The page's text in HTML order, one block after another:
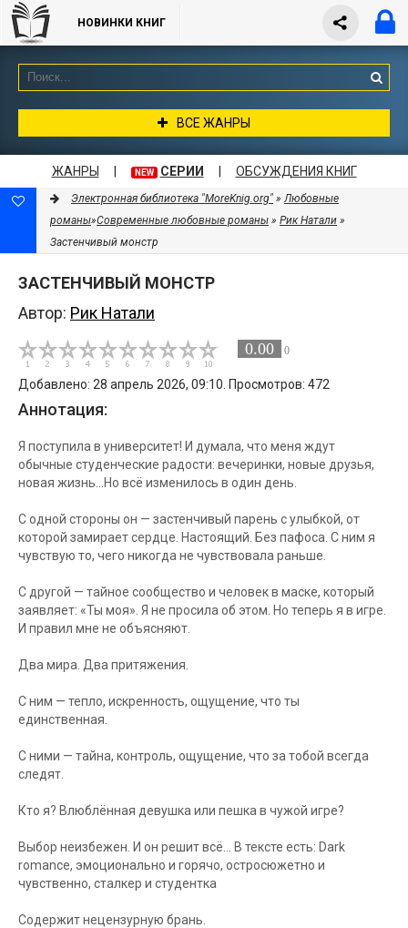
НОВИНКИ КНИГ
ВСЕ ЖАНРЫ
ЖАНРЫ NEW СЕРИИ ОБСУЖДЕНИЯ КНИГ
Электронная библиотека "MoreKnig.org" »Любовные
романы»Современные любовные романы » Рик Натали »
Застенчивый монстр
ЗАСТЕНЧИВЫЙ МОНСТР
Автор: Рик Натали
0.00 0
Добавлено: 28 апрель 2026, 09:10. Просмотров: 472
Аннотация:
Я поступила в университет! И думала, что меня ждут
обычные студенческие радости: вечеринки, новые друзья,
новая жизнь...Но всё изменилось в один день.
С одной стороны он — застенчивый парень с улыбкой, от
которой замирает сердце. Настоящий. Без пафоса. С ним я
чувствую то, чего никогда не чувствовала раньше.
С другой — тайное сообщество и человек в маске, который
заявляет: «Ты моя». Я не просила об этом. Но теперь я в игре.
И правил мне не объясняют.
Два мира. Два притяжения.
С ним — тепло, искренность, ощущение, что ты
единственная.
С ними — тайна, контроль, ощущение, что за тобой всегда
следят.
Кто я? Влюблённая девушка или пешка в чужой игре?
Выбор неизбежен. И он решит всё... В тексте есть: Dark
romance, эмоционально и горячо, остросюжетно и
чувственно, сталкер и студентка
Содержит нецензурную брань.